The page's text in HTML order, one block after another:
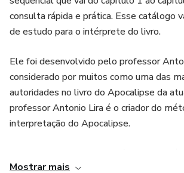
consulta rápida e prática. Esse catálogo
de estudo para o intérprete do livro.
Ele foi desenvolvido pelo professor
considerado por muitos como uma das
autoridades no livro do Apocalipse da
professor Antonio Lira é o criador do
interpretação do Apocalipse.
método judaico de interpretação, o único
Mostrar mais